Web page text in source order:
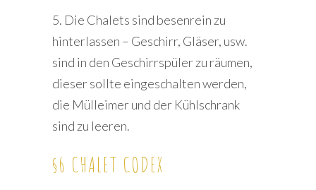
5. Die Chalets sind besenrein zu
hinterlassen – Geschirr, Gläser, usw.
sind in den Geschirrspüler zu räumen,
dieser sollte eingeschalten werden,
die Mülleimer und der Kühlschrank
sind zu leeren.
§6 CHALET CODEX